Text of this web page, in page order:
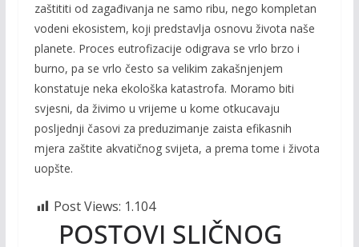
zaštititi od zagađivanja ne samo ribu, nego kompletan
vodeni ekosistem, koji predstavlja osnovu života naše
planete. Proces eutrofizacije odigrava se vrlo brzo i
burno, pa se vrlo često sa velikim zakaš­njenjem
konstatuje neka ekološka katastrofa. Moramo biti
svjesni, da živimo u vrijeme u kome otkucavaju
posljednji časovi za preduzimanje zaista efikasnih
mjera zaštite akvatičnog svijeta, a prema tome i života
uopšte.
Post Views: 1.104
POSTOVI SLIČNOG